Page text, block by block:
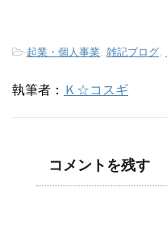
-起業・個人事業 雑記ブログ
執筆者： Ｋ☆コスギ
コメントを残す